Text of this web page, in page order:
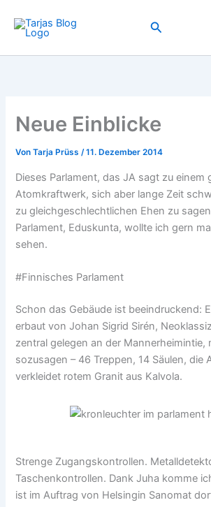
Inhalt
springen
Suchen
Neue Einblicke
VonTarja Prüss/11. Dezember 2014
Dieses Parlament, das JA sagt zu einem
Atomkraftwerk, sich aber lange Zeit
zu gleichgeschlechtlichen Ehen zu
Parlament, Eduskunta, wollte ich gern
sehen.
#Finnisches Parlament
Schon das Gebäude ist beeindruckend:
erbaut von Johan Sigrid Sirén,
zentral gelegen an der Mannerheimintie,
sozusagen – 46 Treppen, 14 Säulen, die
verkleidet rotem Granit aus Kalvola.
Strenge Zugangskontrollen.
Taschenkontrollen. Dank Juha komme
ist im Auftrag von Helsingin Sanomat